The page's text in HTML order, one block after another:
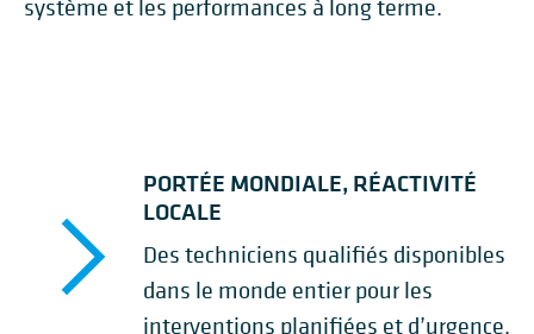
système et les performances à long terme.
PORTÉE MONDIALE, RÉACTIVITÉ
LOCALE
Des techniciens qualifiés disponibles
dans le monde entier pour les
interventions planifiées et d’urgence.